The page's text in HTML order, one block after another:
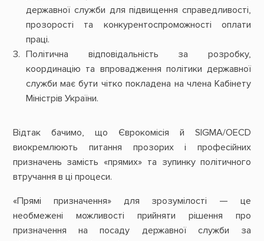
державної служби для підвищення справедливості,
прозорості та конкурентоспроможності оплати
праці.
Політична відповідальність за розробку,
координацію та впровадження політики державної
служби має бути чітко покладена на члена Кабінету
Міністрів України.
Відтак бачимо, що Єврокомісія й SIGMA/OECD
виокремлюють питання прозорих і професійних
призначень замість «прямих» та зупинку політичного
втручання в ці процеси.
«Прямі призначення» для зрозумілості — це
необмежені можливості прийняти рішення про
призначення на посаду державної служби за